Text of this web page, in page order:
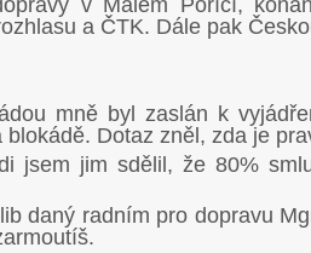
v Malém Poříčí,
a ČTK. Dále pak
mně byl zaslán k
blokádě. Dotaz zněl, zda je
jsem jim sdělil, že 80%
daný radním pro dopravu